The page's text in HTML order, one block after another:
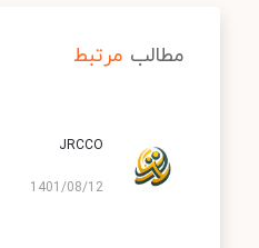
مطالب مرتبط
JRCCO
1401/08/12